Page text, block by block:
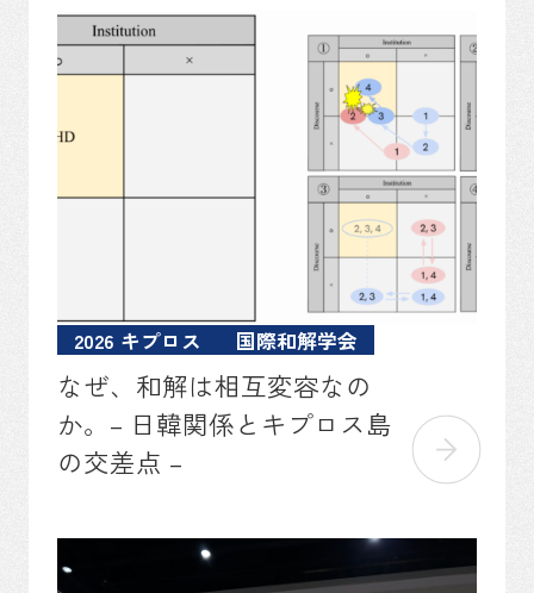
2026 キプロス 国際和解学会
なぜ、和解は相互変容なの
か。– 日韓関係とキプロス島
の交差点 –